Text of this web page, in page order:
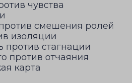
чувства
смешения ролей
изоляции
против стагнации
против отчаяния
карта